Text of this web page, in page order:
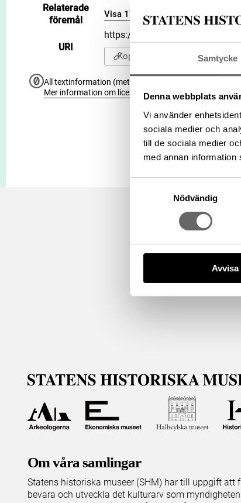
Samtycke
Denna webbplats
Vi använder
sociala medier och
till de sociala medier
med annan
Nödvändig
Avvisa
Relaterade
föremål
Visa 17 relaterade föremål
URI
https://samlingar.shm.se/person/
Kopiera URI
All textinformation (metadata) på denna sida är fri att
Mer information om licenser hos Statens historiska
Om våra samlingar
Statens historiska museer (SHM) har till uppgift
bevara och utveckla det kulturarv som